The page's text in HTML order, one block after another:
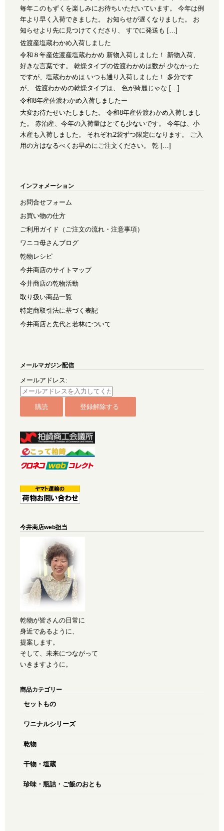
毎年このもずくを楽しみにお待ちいただいています。 今年は例
年より早く入荷できました。 お知らせが遅くなりました。 お
知らせより先に見つけてくださり、 すでに発送も […]
佐渡産塩蔵わかめ入荷しました
令和８年産佐渡産塩蔵わかめ 新物入荷しました！ 新物入荷、
好きな言葉です。 乾燥タイプの佐渡わかめは数が 少なかった
ですが、塩蔵わかめは いつも通り入荷しました！ 多分です
が、 佐渡わかめの乾燥タイプは、 色が綺麗じゃな […]
令和8年産佐渡わかめ入荷しましたー
大変お待たせいたしました。 令和8年産佐渡わかめ入荷しまし
た。 赤泊産、今年の入荷量はとても少ないです。 今年は、小
木産も入荷しました。 それぞれ2袋ずつ限定になります。 ご入
用の方はなるべくお早めにご注文ください。 乾 […]
インフォメーション
お問合せフォーム
お買い物の仕方
ご利用ガイド（ご注文の流れ・注意事項）
ワニコ母さんブログ
乾物レシピ
今井商店のサイトマップ
今井商店の乾物活動
取り扱い商品一覧
特定商取引法に基づく表記
今井商店と先代と若林について
メールマガジン配信
メールアドレス:
今井商店web担当
乾物が皆さんの日常に
身近であるように、
提案します。
そして、未来につながって
いきますように。
商品カテゴリー
セットもの
ワニナルシリーズ
乾物
干物・塩蔵
珍味・瓶詰・ご飯のおとも